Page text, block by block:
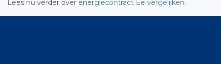
Lees nu verder over energiecontract Ee vergelijken.